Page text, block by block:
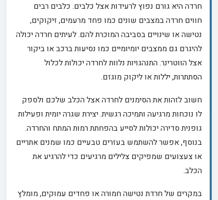
חרדה היא גורם נפוץ לרעידות אצל כלבים. כלבים רבים
חווים חרדה במצבים שונים כמו פחד מרעמים, זיקוקים,
נטישה או שינויים בסביבה המוכרת להם. לעיתים חרדה יכולה
להיגרם גם ממצבים יומיומיים כמו נסיעות ברכב או ביקור
אצל הווטרינר. התנהגויות נלוות לחרדה יכולות לכלול
הסתתרות, יללות או ליקוק מוגזם.
חשוב לזהות את הסימנים לחרדה אצל הכלב שלכם ולספק
לו נוכחות מרגיעה ותמיכה רגשית. יצירת שגרה יומית ופעילות
גופנית סדירה יכולות לסייע בהפחתת רמות המתח והחרדה.
בנוסף, אפשר להשתמש בעזרים טבעיים כמו שמנים אתריים
או צעצועים שמפיקים צלילים מרגיעים כדי להרגיע את
הכלב.
במקרים של חרדת נטישה חמורה או פחדים עמוקים, מומלץ